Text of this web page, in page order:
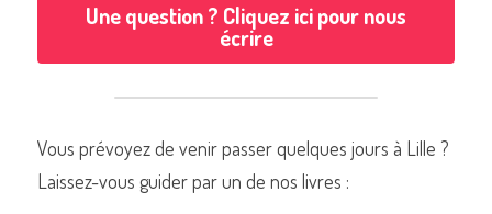
Une question ? Cliquez ici pour nous
écrire
Vous prévoyez de venir passer quelques jours à Lille ?
Laissez-vous guider par un de nos livres :